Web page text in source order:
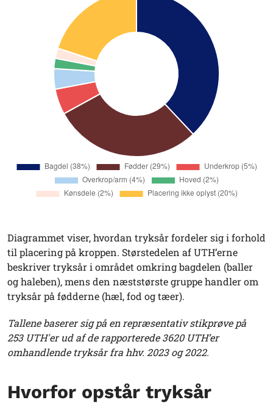
Diagrammet viser, hvordan tryksår fordeler sig i forhold
til placering på kroppen. Størstedelen af UTH’erne
beskriver tryksår i området omkring bagdelen (baller
og haleben), mens den næststørste gruppe handler om
tryksår på fødderne (hæl, fod og tæer).
Tallene baserer sig på en repræsentativ stikprøve på
253 UTH'er ud af de rapporterede 3620 UTH’er
omhandlende tryksår fra hhv. 2023 og 2022.
Hvorfor opstår tryksår